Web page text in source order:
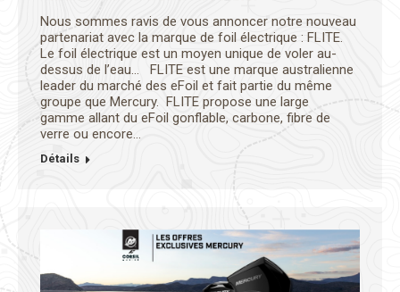
Nous sommes ravis de vous annoncer notre nouveau
partenariat avec la marque de foil électrique : FLITE.
Le foil électrique est un moyen unique de voler au-
dessus de l’eau… FLITE est une marque australienne
leader du marché des eFoil et fait partie du même
groupe que Mercury. FLITE propose une large
gamme allant du eFoil gonflable, carbone, fibre de
verre ou encore…
Détails